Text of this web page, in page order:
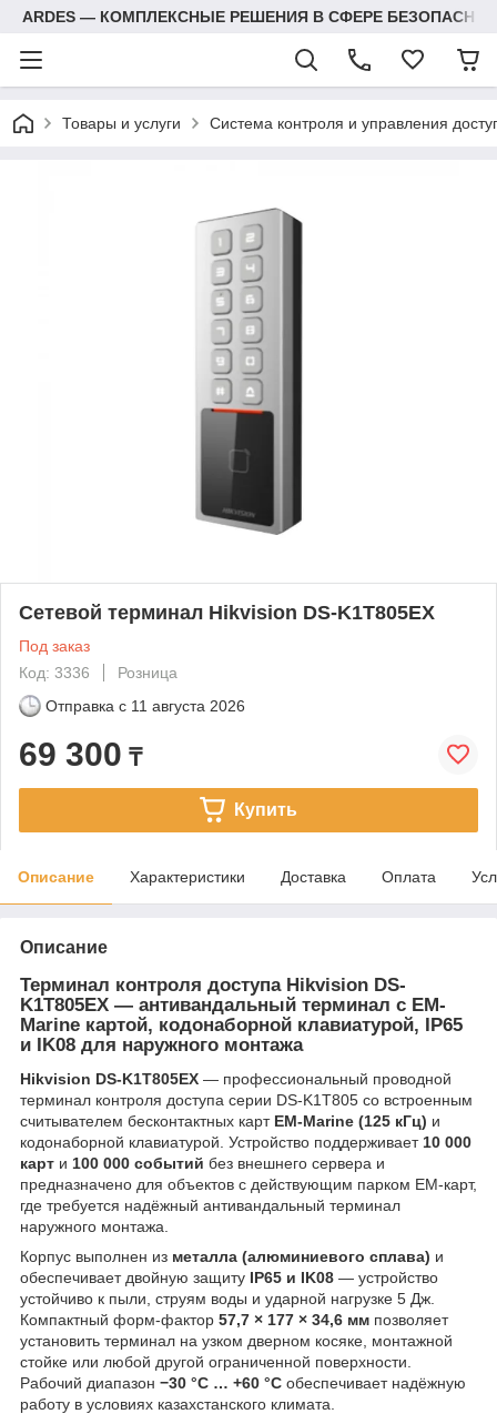
ARDES — КОМПЛЕКСНЫЕ РЕШЕНИЯ В СФЕРЕ
Товары и услуги Система контроля и управления
Сетевой терминал Hikvision DS-K1T805EX
Под заказ
Код: 3336
Розница
Отправка с 11 августа 2026
69 300 ₸
Купить
Описание Характеристики Доставка Оплата
Описание
Терминал контроля доступа Hikvision DS-
K1T805EX — антивандальный терминал с EM-
Marine картой, кодонаборной клавиатурой, IP65
и IK08 для наружного монтажа
Hikvision DS-K1T805EX — профессиональный проводной
терминал контроля доступа серии DS-K1T805 со встроенным
считывателем бесконтактных карт EM-Marine (125 кГц) и
кодонаборной клавиатурой. Устройство поддерживает 10 000
карт и 100 000 событий без внешнего сервера и
предназначено для объектов с действующим парком EM-карт,
где требуется надёжный антивандальный терминал
наружного монтажа.
Корпус выполнен из металла (алюминиевого сплава) и
обеспечивает двойную защиту IP65 и IK08 — устройство
устойчиво к пыли, струям воды и ударной нагрузке 5 Дж.
Компактный форм-фактор 57,7 × 177 × 34,6 мм позволяет
установить терминал на узком дверном косяке, монтажной
стойке или любой другой ограниченной поверхности.
Рабочий диапазон −30 °C … +60 °C обеспечивает надёжную
работу в условиях казахстанского климата.